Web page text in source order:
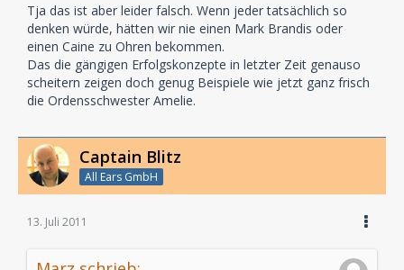
Tja das ist aber leider falsch. Wenn jeder tatsächlich so
denken würde, hätten wir nie einen Mark Brandis oder
einen Caine zu Ohren bekommen.
Das die gängigen Erfolgskonzepte in letzter Zeit genauso
scheitern zeigen doch genug Beispiele wie jetzt ganz frisch
die Ordensschwester Amelie.
Captain Blitz
All Ears GmbH
13. Juli 2011